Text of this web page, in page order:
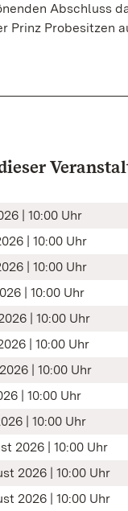
Abschluss
Prinz Probesitzen
| 10:00 Uhr
| 10:00 Uhr
| 10:00 Uhr
| 10:00 Uhr
| 10:00 Uhr
| 10:00 Uhr
| 10:00 Uhr
| 10:00 Uhr
| 10:00 Uhr
2026 | 10:00 Uhr
2026 | 10:00 Uhr
2026 | 10:00 Uhr